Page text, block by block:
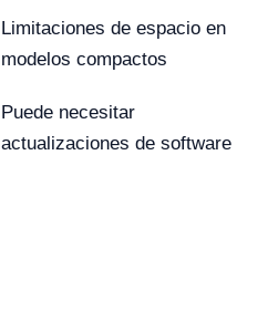
Limitaciones de espacio en
modelos compactos
Puede necesitar
actualizaciones de software